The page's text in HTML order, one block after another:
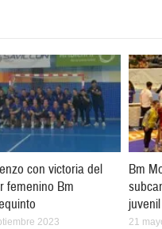
con victoria del
femenino Bm
2023
Bm
juvenil
21